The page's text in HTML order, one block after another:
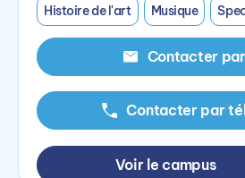
Histoire de l'art
Musique
Contacter par
Contacter par
Voir le campus